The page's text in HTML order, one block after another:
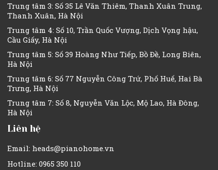
Trung tâm 3: Số 35 Lê Văn Thiêm, Thanh Xuân Trung,
Thanh Xuân, Hà Nội
Trung tâm 4: Số 10, Trần Quốc Vượng, Dịch Vọng hậu,
Cầu Giấy, Hà Nội
Trung tâm 5: Số 39 Hoàng Như Tiếp, Bồ Đề, Long Biên,
Hà Nội
Trung tâm 6: Số 77 Nguyễn Công Trứ, Phố Huế, Hai Bà
Trưng, Hà Nội
Trung tâm 7: Số 8, Nguyễn Văn Lộc, Mộ Lao, Hà Đông,
Hà Nội
Liên hệ
Email: heads@pianohome.vn
Hotline: 0965 350 110